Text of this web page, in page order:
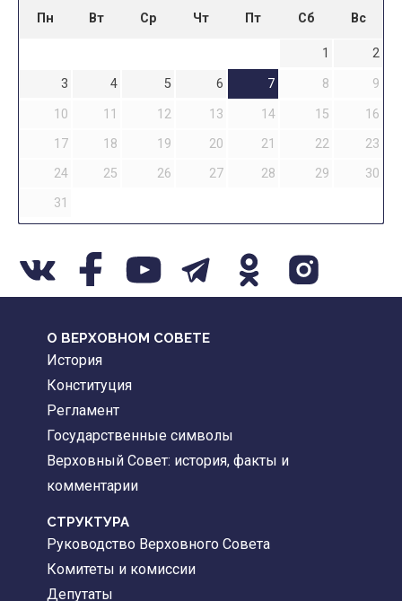
Пн Вт Ср Чт Пт Сб Вс
1
2
3
4 5 6 7 8
9
10
11 12 13 14 15
16
17
18 19 20 21 22
23
24
25 26 27 28 29
30
31
О ВЕРХОВНОМ СОВЕТЕ
История
Конституция
Регламент
Государственные символы
Верховный Совет: история, факты и
комментарии
CТРУКТУРА
Руководство Верховного Совета
Комитеты и комиссии
Депутаты